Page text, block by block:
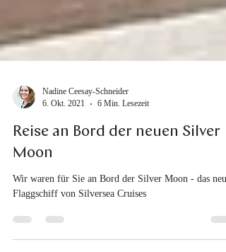
6. Okt. 2021
6 Min. Lesezeit
Reise an Bord der neuen Silver
Moon
Flaggschiff von Silversea Cruises